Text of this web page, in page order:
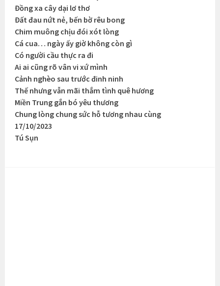
Đồng xa cây dại lơ thơ
Đất đau nứt nẻ, bến bờ rêu bong
Chim muông chịu đói xót lòng
Cá cua… ngày ấy giờ không còn gì
Có người cầu thực ra đi
Ai ai cũng rõ vân vi xứ mình
Cảnh nghèo sau trước đinh ninh
Thế nhưng vẫn mãi thắm tình quê hương
Miền Trung gắn bó yêu thương
Chung lòng chung sức hỗ tương nhau cùng
17/10/2023
Tú Sụn